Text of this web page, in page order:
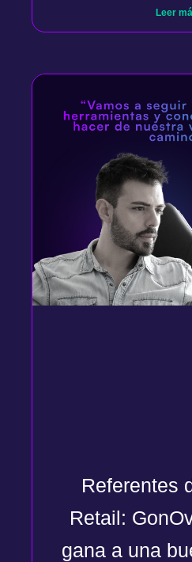
Leer
Referentes
Retail:
gana a una